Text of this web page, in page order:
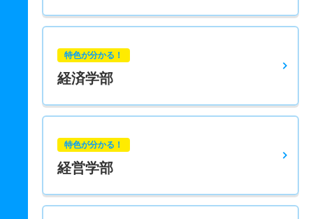
特色が分かる！
経済学部
特色が分かる！
経営学部